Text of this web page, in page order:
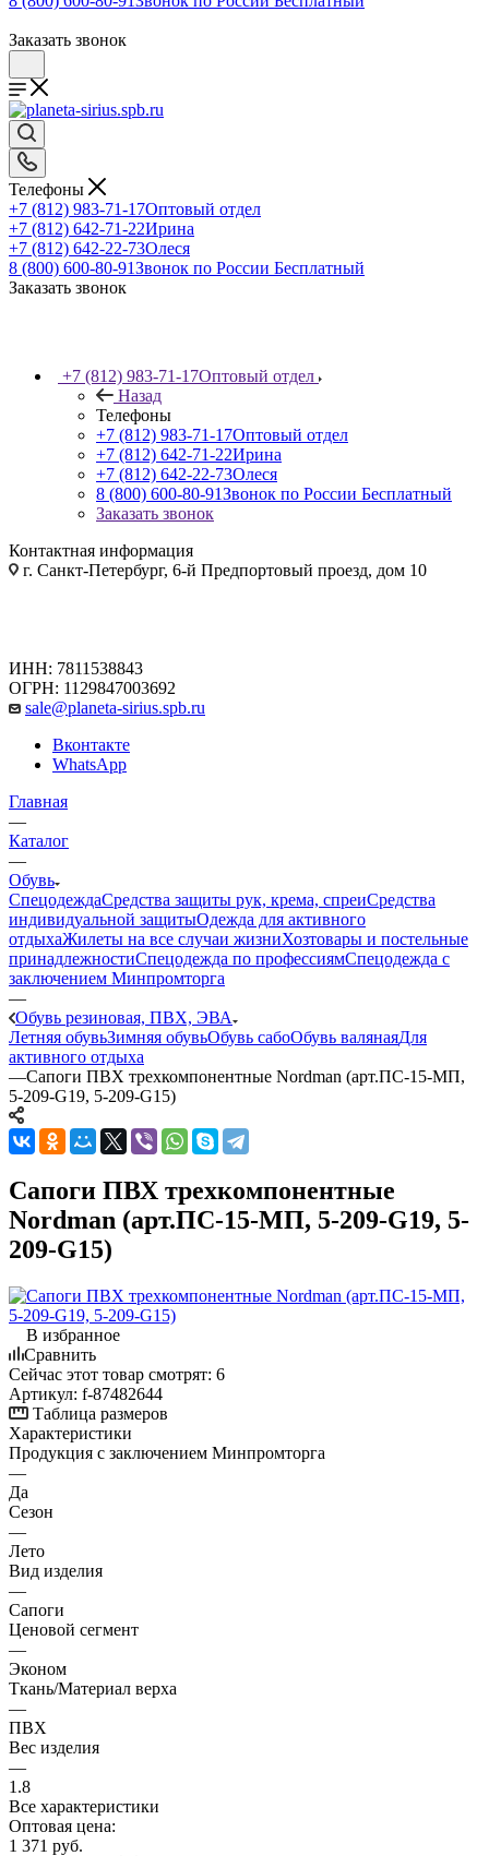
Заказать звонок
Телефоны
+7 (812) 983-71-17Оптовый отдел
+7 (812) 642-71-22Ирина
+7 (812) 642-22-73Олеся
8 (800) 600-80-91Звонок по России Бесплатный
Заказать звонок
+7 (812) 983-71-17Оптовый отдел
Назад
Телефоны
+7 (812) 983-71-17Оптовый отдел
+7 (812) 642-71-22Ирина
+7 (812) 642-22-73Олеся
8 (800) 600-80-91Звонок по России Бесплатный
Заказать звонок
Контактная информация
г. Санкт-Петербург, 6-й Предпортовый проезд, дом 10
ИНН: 7811538843
ОГРН: 1129847003692
sale@planeta-sirius.spb.ru
Вконтакте
WhatsApp
Главная
—
Каталог
—
Обувь
СпецодеждаСредства защиты рук, крема, спреиСредства
индивидуальной защитыОдежда для активного
отдыхаЖилеты на все случаи жизниХозтовары и постельные
принадлежностиСпецодежда по профессиямСпецодежда с
заключением Минпромторга
—
Обувь резиновая, ПВХ, ЭВА
Летняя обувьЗимняя обувьОбувь сабоОбувь валянаяДля
активного отдыха
—Сапоги ПВХ трехкомпонентные Nordman (арт.ПС-15-МП,
5-209-G19, 5-209-G15)
Сапоги ПВХ трехкомпонентные
Nordman (арт.ПС-15-МП, 5-209-G19, 5-
209-G15)
В избранное
Сравнить
Сейчас этот товар смотрят: 6
Артикул: f-87482644
Таблица размеров
Характеристики
Продукция с заключением Минпромторга
—
Да
Сезон
—
Лето
Вид изделия
—
Сапоги
Ценовой сегмент
—
Эконом
Ткань/Материал верха
—
ПВХ
Вес изделия
—
1.8
Все характеристики
Оптовая цена:
1 371 руб.